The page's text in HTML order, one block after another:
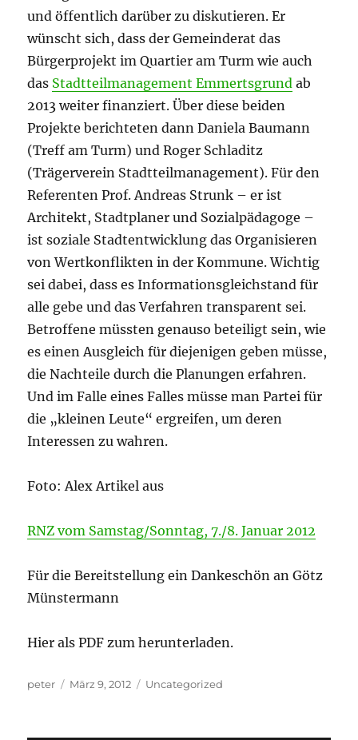
und öffentlich darüber zu diskutieren. Er
wünscht sich, dass der Gemeinderat das
Bürgerprojekt im Quartier am Turm wie auch
das Stadtteilmanagement Emmertsgrund ab
2013 weiter finanziert. Über diese beiden
Projekte berichteten dann Daniela Baumann
(Treff am Turm) und Roger Schladitz
(Trägerverein Stadtteilmanagement). Für den
Referenten Prof. Andreas Strunk – er ist
Architekt, Stadtplaner und Sozialpädagoge –
ist soziale Stadtentwicklung das Organisieren
von Wertkonflikten in der Kommune. Wichtig
sei dabei, dass es Informationsgleichstand für
alle gebe und das Verfahren transparent sei.
Betroffene müssten genauso beteiligt sein, wie
es einen Ausgleich für diejenigen geben müsse,
die Nachteile durch die Planungen erfahren.
Und im Falle eines Falles müsse man Partei für
die „kleinen Leute“ ergreifen, um deren
Interessen zu wahren.
Foto: Alex Artikel aus
RNZ vom Samstag/Sonntag, 7./8. Januar 2012
Für die Bereitstellung ein Dankeschön an Götz
Münstermann
Hier als PDF zum herunterladen.
Autor
peter
Veröffentlicht
März 9, 2012 Kategorien
Uncategorized